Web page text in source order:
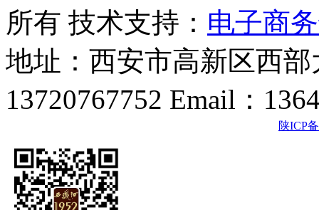
所有 技术支持： 电子商
地址：西安市高新区西
13720767752 Email：
陕ICP